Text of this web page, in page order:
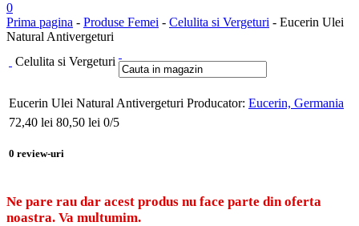
0
Prima pagina - Produse Femei - Celulita si Vergeturi - Eucerin Ulei
Natural Antivergeturi
Celulita si Vergeturi
Eucerin Ulei Natural Antivergeturi Producator: Eucerin, Germania
72,40 lei 80,50 lei 0/5
0 review-uri
Ne pare rau dar acest produs nu face parte din oferta
noastra. Va multumim.